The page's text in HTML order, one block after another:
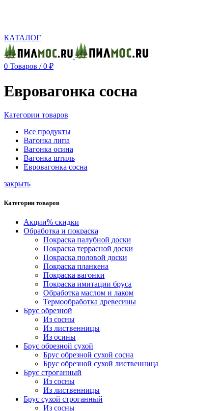
КАТАЛОГ
0 Товаров / 0 ₽
Евровагонка сосна
Категории товаров
Все продукты
Вагонка липа
Вагонка осина
Вагонка штиль
Евровагонка сосна
закрыть
Категории товаров
Акции% скидки
Обработка и покраска
Покраска палубной доски
Покраска террасной доски
Покраска половой доски
Покраска планкена
Покраска вагонки
Покраска имитации бруса
Обработка маслом и лаком
Термообработка древесины
Брус обрезной
Из сосны
Из лиственницы
Из осины
Брус обрезной сухой
Брус обрезной сухой сосна
Брус обрезной сухой лиственница
Брус строганный
Из сосны
Из лиственницы
Брус сухой строганный
Из сосны